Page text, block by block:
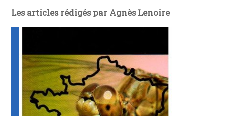
Les articles rédigés par Agnès Lenoire